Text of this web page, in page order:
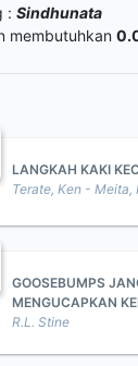
: Sindhunata
membutuhkan
LANGKAH KAKI
Terate, Ken - Meita,
GOOSEBUMPS
MENGUCAPKAN
R.L. Stine